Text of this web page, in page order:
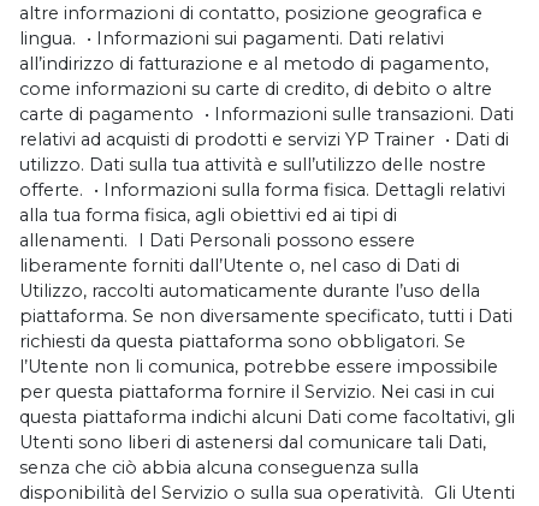
altre informazioni di contatto, posizione geografica e
lingua. • Informazioni sui pagamenti. Dati relativi
all’indirizzo di fatturazione e al metodo di pagamento,
come informazioni su carte di credito, di debito o altre
carte di pagamento • Informazioni sulle transazioni. Dati
relativi ad acquisti di prodotti e servizi YP Trainer • Dati di
utilizzo. Dati sulla tua attività e sull’utilizzo delle nostre
offerte. • Informazioni sulla forma fisica. Dettagli relativi
alla tua forma fisica, agli obiettivi ed ai tipi di
allenamenti. I Dati Personali possono essere
liberamente forniti dall’Utente o, nel caso di Dati di
Utilizzo, raccolti automaticamente durante l’uso della
piattaforma. Se non diversamente specificato, tutti i Dati
richiesti da questa piattaforma sono obbligatori. Se
l’Utente non li comunica, potrebbe essere impossibile
per questa piattaforma fornire il Servizio. Nei casi in cui
questa piattaforma indichi alcuni Dati come facoltativi, gli
Utenti sono liberi di astenersi dal comunicare tali Dati,
senza che ciò abbia alcuna conseguenza sulla
disponibilità del Servizio o sulla sua operatività. Gli Utenti